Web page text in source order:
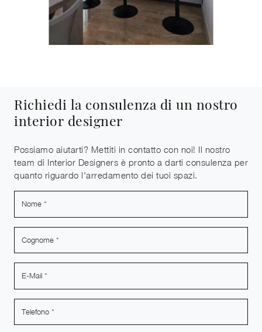
Richiedi la consulenza di un nostro
interior designer
Possiamo aiutarti? Mettiti in contatto con noi! Il nostro
team di Interior Designers è pronto a darti consulenza per
quanto riguardo l'arredamento dei tuoi spazi.